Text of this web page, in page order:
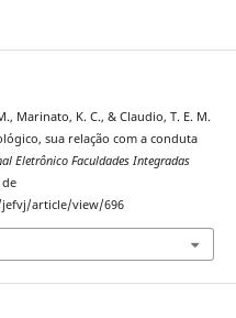
Marinato, K. C., & Claudio, T. E. M.
sua relação com a conduta
Eletrônico Faculdades Integradas
de
article/view/696